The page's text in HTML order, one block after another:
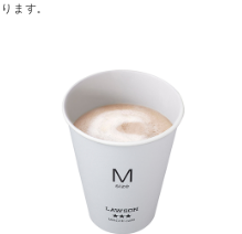
ります。